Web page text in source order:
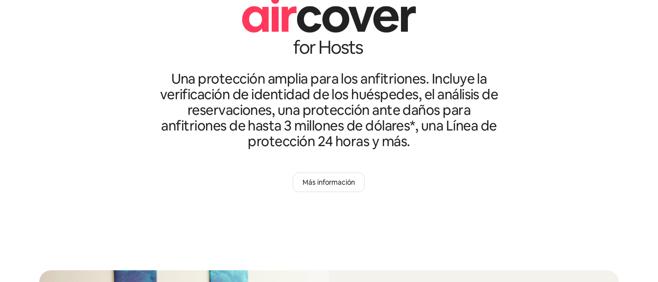
Una protección amplia para los anfitriones. Incluye la
verificación de identidad de los huéspedes, el análisis de
reservaciones, una protección ante daños para
anfitriones de hasta 3 millones de dólares*, una Línea de
protección 24 horas y más.
Más información